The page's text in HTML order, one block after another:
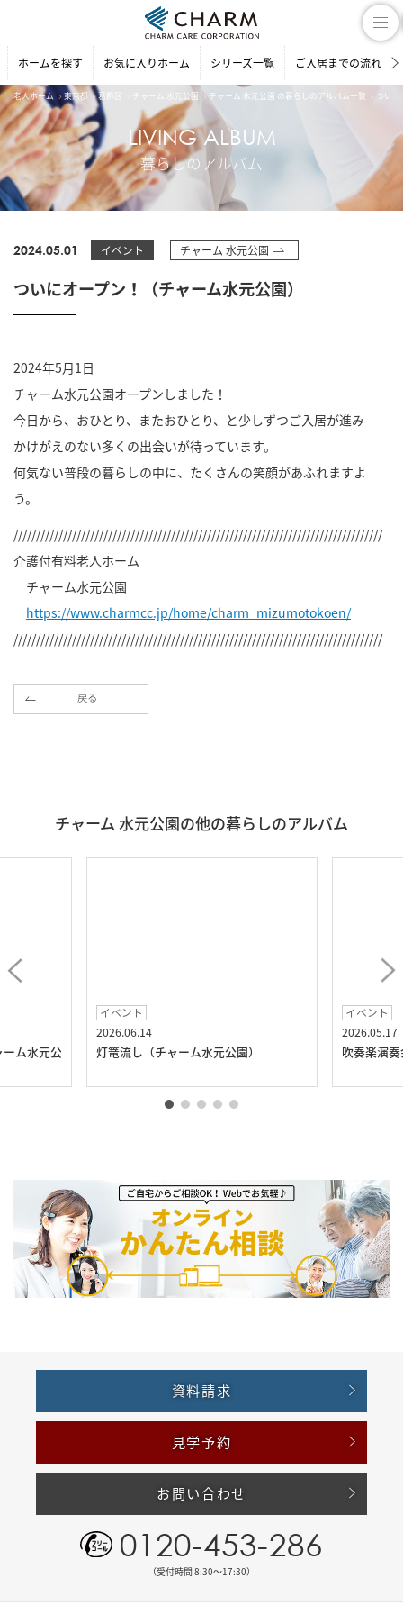
ホームを探す お気に入りホーム シリーズ一覧 ご入居までの流れ
老人ホーム 東京都 葛飾区 チャーム 水元公園 チャーム 水元公園 の暮らしのアルバム一覧 ついに
LIVING ALBUM
暮らしのアルバム
2024.05.01 イベント チャーム 水元公園
ついにオープン！（チャーム水元公園）
2024年5月1日
チャーム水元公園オープンしました！
今日から、おひとり、またおひとり、と少しずつご入居が進み
かけがえのない多くの出会いが待っています。
何気ない普段の暮らしの中に、たくさんの笑顔があふれますよ
う。
//////////////////////////////////////////////////////////////////////////////////
介護付有料老人ホーム
チャーム水元公園
https://www.charmcc.jp/home/charm_mizumotokoen/
//////////////////////////////////////////////////////////////////////////////////
戻る
チャーム 水元公園の他の暮らしのアルバム
ム水元公
イベント
2026.06.14
灯篭流し（チャーム水元公園）
イベント
2026.05.17
吹奏楽演
資料請求
見学予約
お問い合わせ
0120-453-286
（受付時間 8:30〜17:30）